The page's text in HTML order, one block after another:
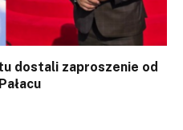
dostali zaproszenie od